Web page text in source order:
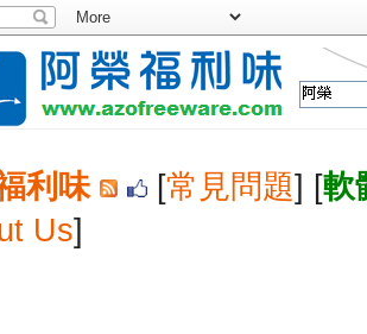
利味 [常見問題] [軟
Us]